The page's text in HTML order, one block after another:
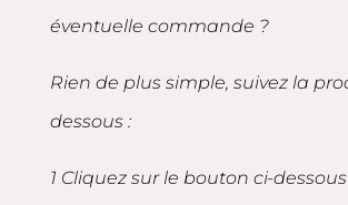
éventuelle commande ?
Rien de plus simple, suivez la
dessous :
1 Cliquez sur le bouton ci-